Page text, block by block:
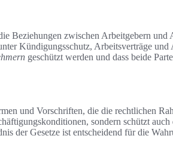
Beziehungen zwischen Arbeitgebern und
Kündigungsschutz, Arbeitsverträge und
geschützt werden und dass beide
und Vorschriften, die die rechtlichen
sondern schützt auch
der Gesetze ist entscheidend für die